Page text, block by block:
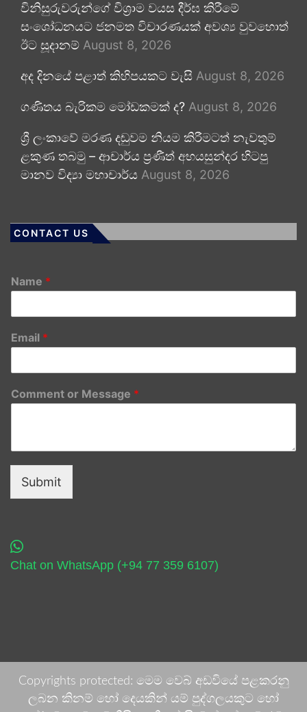
විනිසුරුවරුන්ගේ විශ්‍රාම වයස දීර්ඝ කිරීමේ
සංශෝධනයට ජනමත විචාරණයක් අවශ්‍ය වුවහොත්
ඊට සූදානම් August 8, 2026
අද දිනයේ පළාත් කිහිපයකට වැසි August 8, 2026
ගණිතය බැරිකම මෝඩකමක් ද? August 8, 2026
ශ්‍රී ලංකාවේ මරණ දඬුවම නියම කිරීමටත් නැවතුම්
ළකුණ තබමු – ආචාර්ය ප්‍රණීත් අභයසුන්දර හිටපු
මානව විද්‍යා මහාචාර්ය August 8, 2026
CONTACT US
Name *
Email *
Comment or Message *
Submit
Chat on WhatsApp (+94 77 359 6107)
Copyrights protected: මෙම වෙබ් අඩවියේ පළකරනු
ලබන කිනම් හෝ දෙයකින් යම් පුද්ගලයකුට හෝ